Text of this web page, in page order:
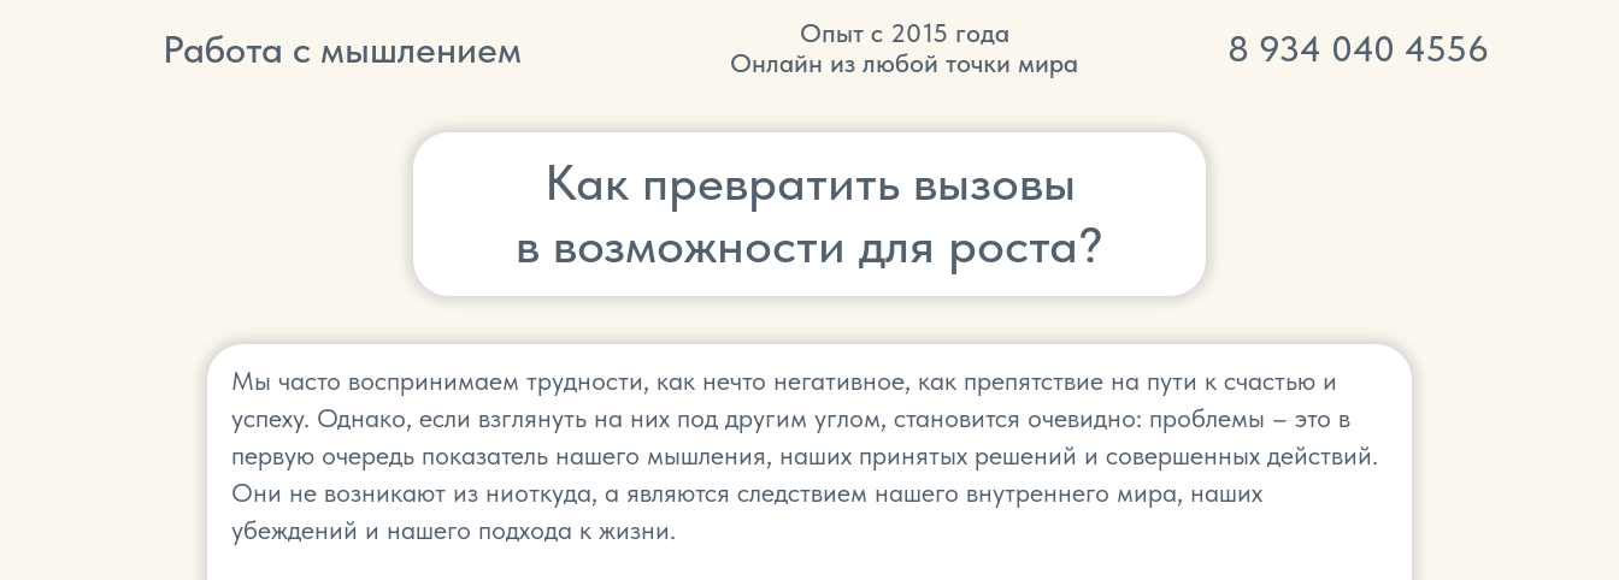
8 934 040 4556
Работа с мышлением
Опыт с 2015 года
Онлайн из любой точки мира
Мы часто воспринимаем трудности, как нечто негативное, как препятствие на пути к счастью и
успеху. Однако, если взглянуть на них под другим углом, становится очевидно: проблемы – это в
первую очередь показатель нашего мышления, наших принятых решений и совершенных действий.
Они не возникают из ниоткуда, а являются следствием нашего внутреннего мира, наших
убеждений и нашего подхода к жизни.
Как превратить вызовы
в возможности для роста?